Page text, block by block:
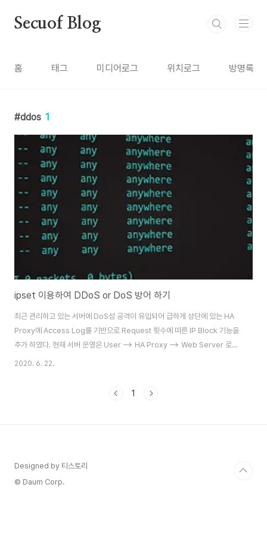
Secuof Blog
홈 태그 미디어로그 위치로그 방명록
ddos 1
ipset 이용하여 DDoS or DoS 방어 하기
최근 관리하고 있는 서버에 DoS성 공격이 유입되어 급하게 상단에 있는 HA
Proxy에 Access Log를 기반으로 Request 횟수에 따른 IP Block 기능을
추가 하였다. 현재 서버 운영은 User --> HA Proxy --> Web Server 로
구성이 되어 있다. 전반적인 Process를 아래와 같이 처리 하였다. 1. Proxy
Access Log 읽어 지정한 횟수 이상으로 Request 유입시 Block List로 체
2020. 6. 22.
1
Designed by 티스토리
© Daum Corp.